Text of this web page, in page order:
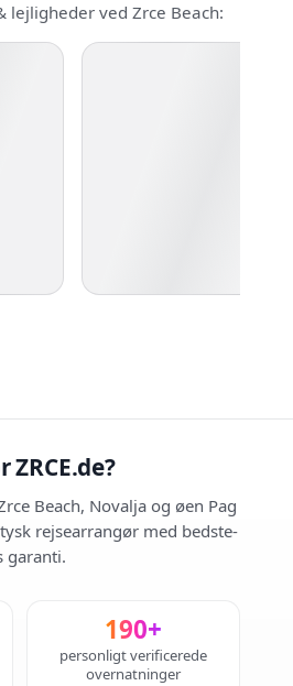
lejligheder ved Zrce Beach:
ZRCE.de?
Beach, Novalja og øen Pag
rejsearrangør med bedste-
garanti.
190+
personligt verificerede
overnatninger